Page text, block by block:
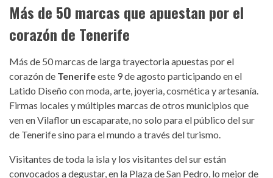
Más de 50 marcas que apuestan por el
corazón de Tenerife
Más de 50 marcas de larga trayectoria apuestas por el
corazón de Tenerifeeste 9 de agosto participando en el
Latido Diseño con moda, arte, joyeria, cosmética y artesanía.
Firmas locales y múltiples marcas de otros municipios que
ven en Vilaflor un escaparate, no solo para el público del sur
de Tenerife sino para el mundo a través del turismo.
Visitantes de toda la isla y los visitantes del sur están
convocados a degustar, en la Plaza de San Pedro, lo mejor de